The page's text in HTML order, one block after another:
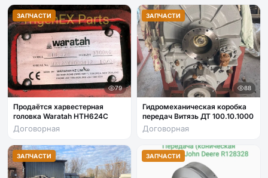
ЗАПЧАСТИ
79
Продаётся харвестерная
головка Waratah HTH624C
Договорная
ЗАПЧАСТИ
88
Гидромеханическая коробка
передач Витязь ДТ 100.10.1000
Договорная
ЗАПЧАСТИ ЗАПЧАСТИ